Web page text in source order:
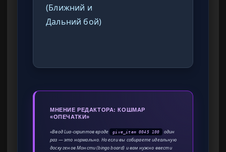
(Ближний и
Дальний бой)
МНЕНИЕ РЕДАКТОРА: КОШМАР
«ОПЕЧАТКИ»
«Ввод Lua-скриптов вроде give_item 0045 100
один
раз — это нормально. Но если вы собираете идеальную
доску генов Монсти (bingo board) и вам нужно ввести